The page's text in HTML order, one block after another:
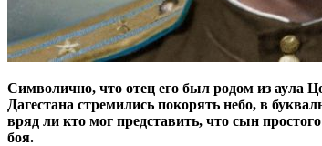
Символично, что отец его был родом из аула
Дагестана стремились покорять небо, в
вряд ли кто мог представить, что сын
боя.